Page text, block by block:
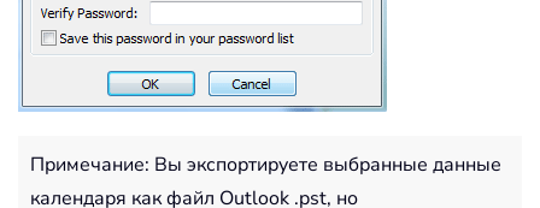
Примечание: Вы экспортируете выбранные данные
календаря как файл Outlook .pst, но